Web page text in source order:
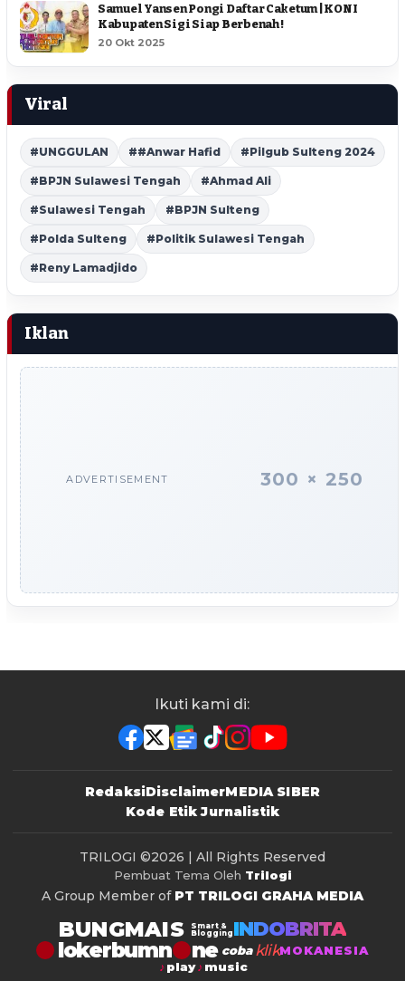
Samuel Yansen Pongi Daftar Caketum | KONI
Kabupaten Sigi Siap Berbenah !
20 Okt 2025
Viral
#UNGGULAN ##Anwar Hafid #Pilgub Sulteng 2024
#BPJN Sulawesi Tengah #Ahmad Ali
#Sulawesi Tengah #BPJN Sulteng
#Polda Sulteng #Politik Sulawesi Tengah
#Reny Lamadjido
Iklan
ADVERTISEMENT 300 × 250
Ikuti kami di:
RedaksiDisclaimerMEDIA SIBER
Kode Etik Jurnalistik
TRILOGI ©2026 | All Rights Reserved
Pembuat Tema Oleh Trilogi
A Group Member of PT TRILOGI GRAHA MEDIA
BUNGMAIS
Smart &
Blogging INDOBRITA
lokerbumn coba klikMOKANESIA
play
music